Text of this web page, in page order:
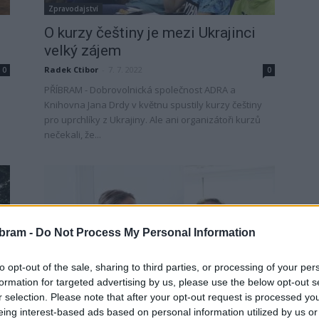
- Do Not Process My Personal Information
opt-out of the sale, sharing to third parties, or processing of your
for targeted advertising by us, please use the below opt-out
selection. Please note that after your opt-out request is processed
interest-based ads based on personal information utilized by us
0
Zpravodajství
O kurzy češtiny je mezi Ukrajinci
velký zájem
Radek Ctibor 0
PŘÍBRAM - Dobrovolnická společnost ADRA a
Knihovna Jana Drdy v květnu spustily kurzy češtiny
pro uprchlíky z Ukrajiny. Ale ani organizátoři kurzů
nečekali, že...
Zpravodajství
ADRA ve spolupráci s knihovnou
pořádá kurzy češtiny pro Ukrajince